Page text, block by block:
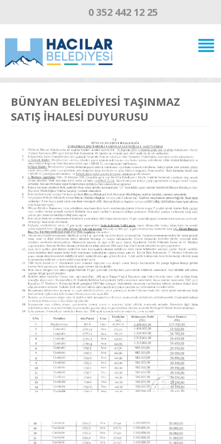
0 352 442 12 25
BÜNYAN BELEDİYESİ TAŞINMAZ
SATIŞ İHALESİ DUYURUSU